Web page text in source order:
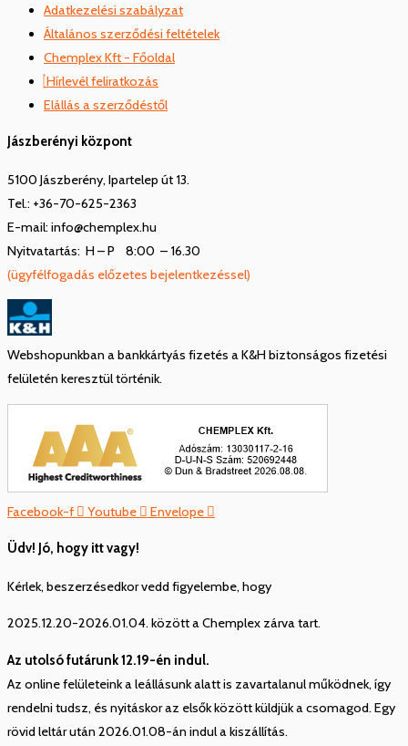
Adatkezelési szabályzat
Általános szerződési feltételek
Chemplex Kft - Főoldal
Hírlevél feliratkozás
Elállás a szerződéstől
Jászberényi központ
5100 Jászberény, Ipartelep út 13.
Tel.: +36-70-625-2363
E-mail: info@chemplex.hu
Nyitvatartás: H – P 8:00 – 16.30
(ügyfélfogadás előzetes bejelentkezéssel)
Webshopunkban a bankkártyás fizetés a K&H biztonságos fizetési
felületén keresztül történik.
Facebook-f Youtube Envelope
Üdv! Jó, hogy itt vagy!
Kérlek, beszerzésedkor vedd figyelembe, hogy
2025.12.20-2026.01.04. között a Chemplex zárva tart.
Az utolsó futárunk 12.19-én indul.
Az online felületeink a leállásunk alatt is zavartalanul működnek, így
rendelni tudsz, és nyitáskor az elsők között küldjük a csomagod. Egy
rövid leltár után 2026.01.08-án indul a kiszállítás.